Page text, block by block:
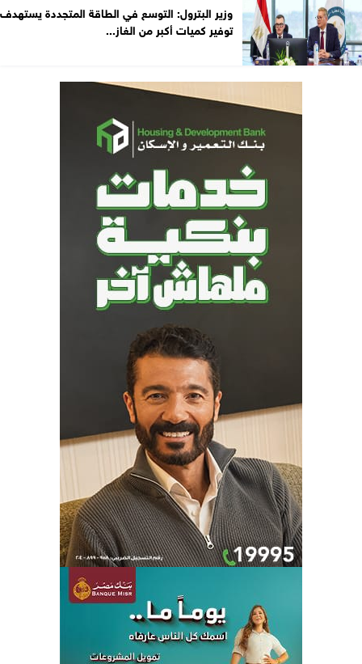
وزير البترول: التوسع في الطاقة المتجددة يستهدف
توفير كميات أكبر من الغاز...